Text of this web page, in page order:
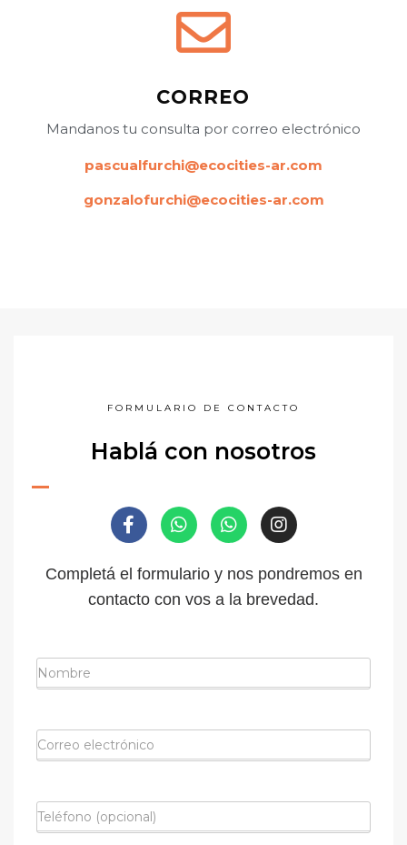
CORREO
Mandanos tu consulta por correo electrónico
pascualfurchi@ecocities-ar.com
gonzalofurchi@ecocities-ar.com
FORMULARIO DE CONTACTO
Hablá con nosotros
Completá el formulario y nos pondremos en
contacto con vos a la brevedad.